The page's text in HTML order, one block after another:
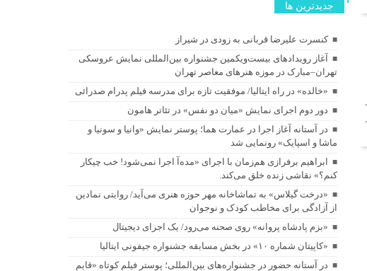
جديدترين ها
کنسرت علیرضا قربانی به زودی در شیراز
آغاز رویدادهای بیست‌ویکمین جشنواره بین‌المللی نمایش عروسکی
تهران–مبارک در موزه هنرهای معاصر تهران
«خالده» در راه ایتالیا/ موفقیت تازه برای مدرسه فیلم پدرام صدرائی
دور دوم اجرای نمایش «میان دو نفس» در تئاتر هامون
در آستانه آغاز اجرا در عمارت هما؛ پوستر نمایش «وانیا و سونیا و
ماشا و اسپایک» رونمایی شد
ابراهیم برفرازی هم‌زمان با اجرای «مده‌آ اجرا نمی‌شود! خب چیکار
کنم؟» نقاشی زنده خلق می‌کند.
«درخت گیلاس» به تماشاخانه مهر حوزه هنری می‌آید/ روایتی نمادین
از آزادگی برای مخاطب کودک و نوجوان
«بزم پادشاه پروانه» روی صحنه می‌رود/ یک اجرای دیجیتال
«کاپیتان شماره ۱۰» در بخش مسابقه جشنواره جیفونی ایتالیا
در آستانه حضور در جشنواره‌های بین‌المللی؛ پوستر فیلم کوتاه «قایم